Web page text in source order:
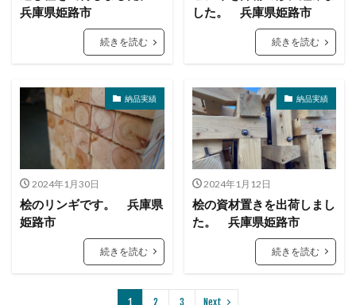
兵庫県姫路市
続きを読む
した。 兵庫県姫路市
続きを読む
納品実績
2024年1月30日
桧のリンギです。 兵庫県
姫路市
続きを読む
納品実績
2024年1月12日
桧の資材置きを出荷しまし
た。 兵庫県姫路市
続きを読む
1 2 3 Next